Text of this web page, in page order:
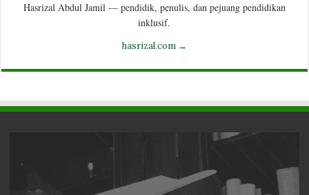
Hasrizal Abdul Jamil — pendidik, penulis, dan pejuang pendidikan
inklusif.
hasrizal.com →